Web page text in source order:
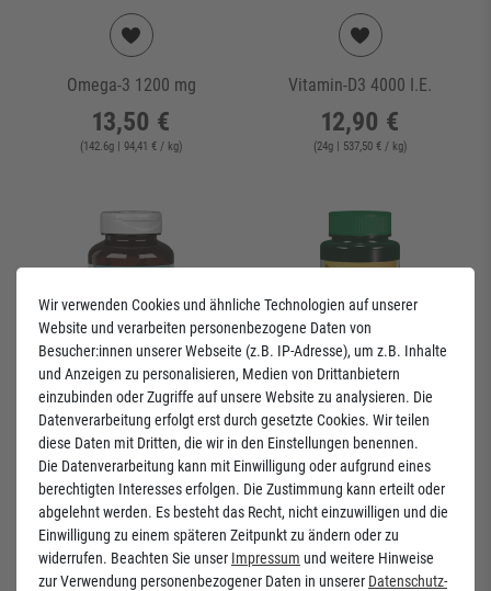
Omega-3 1200 mg
13,50 €
(142.6g| 94,41 € / kg)
Vitamin-D3 4000 I.E.
12,90 €
(24g| 537,50 € / kg)
-10%
Vitamin B-50 Komplex
14,15 € 12,73 €
(79g | 161,14 € / kg)
Seetang - Jod 150µg
12,70 €
(45 g| 282,22 € / kg)
Wir verwenden Cookies und ähnliche Technologien auf unserer
Website und verarbeiten personenbezogene Daten von
Besucher:innen unserer Webseite (z.B. IP-Adresse), um z.B. Inhalte
und Anzeigen zu personalisieren, Medien von Drittanbietern
einzubinden oder Zugriffe auf unsere Website zu analysieren. Die
Datenverarbeitung erfolgt erst durch gesetzte Cookies. Wir teilen
diese Daten mit Dritten, die wir in den Einstellungen benennen.
Die Datenverarbeitung kann mit Einwilligung oder aufgrund eines
berechtigten Interesses erfolgen. Die Zustimmung kann erteilt oder
abgelehnt werden. Es besteht das Recht, nicht einzuwilligen und die
Einwilligung zu einem späteren Zeitpunkt zu ändern oder zu
widerrufen. Beachten Sie unser Impressum und weitere Hinweise
zur Verwendung personenbezogener Daten in unserer Daten­schutz­